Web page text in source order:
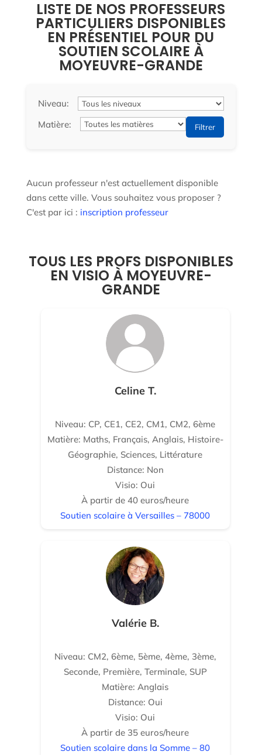
LISTE DE NOS PROFESSEURS
PARTICULIERS DISPONIBLES
EN PRÉSENTIEL POUR DU
SOUTIEN SCOLAIRE À
MOYEUVRE-GRANDE
Niveau:
Matière:
Filtrer
Aucun professeur n'est actuellement disponible
dans cette ville. Vous souhaitez vous proposer ?
C'est par ici : inscription professeur
TOUS LES PROFS DISPONIBLES
EN VISIO À MOYEUVRE-
GRANDE
Celine T.
Niveau: CP, CE1, CE2, CM1, CM2, 6ème
Matière: Maths, Français, Anglais, Histoire-
Géographie, Sciences, Littérature
Distance: Non
Visio: Oui
À partir de 40 euros/heure
Soutien scolaire à Versailles – 78000
Valérie B.
Niveau: CM2, 6ème, 5ème, 4ème, 3ème,
Seconde, Première, Terminale, SUP
Matière: Anglais
Distance: Oui
Visio: Oui
À partir de 35 euros/heure
Soutien scolaire dans la Somme – 80